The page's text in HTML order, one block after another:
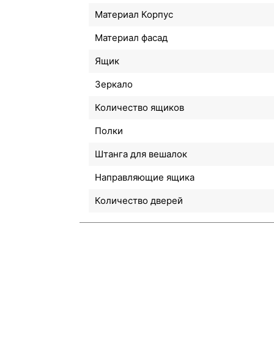
Материал Корпус
Материал фасад
Ящик
Зеркало
Количество ящиков
Полки
Штанга для вешалок
Направляющие ящика
Количество дверей